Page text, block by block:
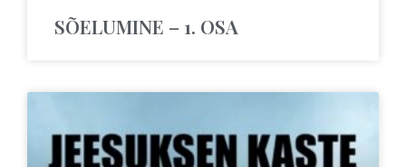
SÕELUMINE – 1. OSA